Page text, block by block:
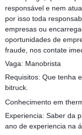
responsável e nem
por isso toda
empresas ou
oportunidades de
fraude, nos contate
Vaga: Manobrista
Requisitos: Que tenha
bitruck.
Conhecimento em
Experiencia: Saber da
ano de experiencia na